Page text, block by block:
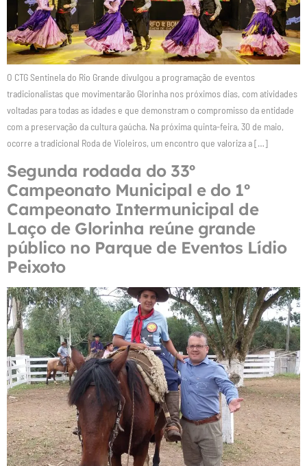
O CTG Sentinela do Rio Grande divulgou a programação de eventos
tradicionalistas que movimentarão Glorinha nos próximos dias, com atividades
voltadas para todas as idades e que demonstram o compromisso da entidade
com a preservação da cultura gaúcha. Na próxima quinta-feira, 30 de maio,
ocorre a tradicional Roda de Violeiros, um encontro que valoriza a […]
Segunda rodada do 33º
Campeonato Municipal e do 1º
Campeonato Intermunicipal de
Laço de Glorinha reúne grande
público no Parque de Eventos Lídio
Peixoto